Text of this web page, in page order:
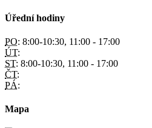
Úřední hodiny
PO: 8:00-10:30, 11:00 - 17:00
ÚT:
ST: 8:00-10:30, 11:00 - 17:00
ČT:
PÁ:
Mapa